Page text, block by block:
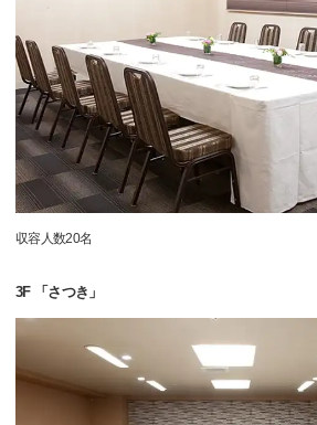
収容人数20名
3F 「さつき」